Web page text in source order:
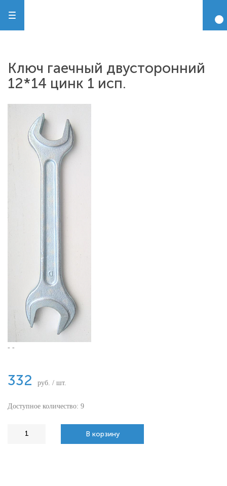
Ключ гаечный двусторонний
12*14 цинк 1 исп.
- -
332 руб. / шт.
Доступное количество: 9
В корзину